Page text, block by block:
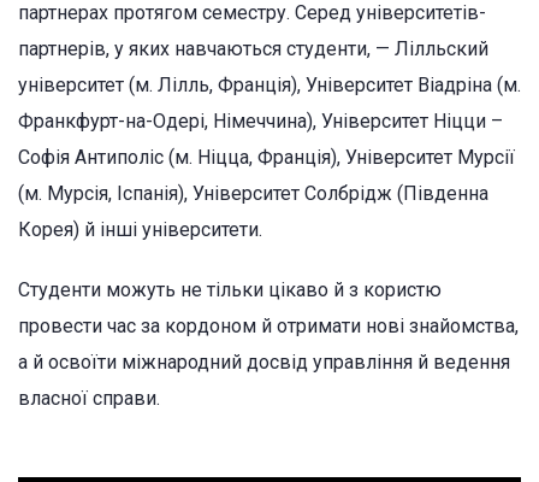
партнерах протягом семестру. Серед університетів-
партнерів, у яких навчаються студенти, — Лілльский
університет (м. Лілль, Франція), Університет Віадріна (м.
Франкфурт-на-Одері, Німеччина), Університет Ніцци –
Софія Антиполіс (м. Ніцца, Франція), Університет Мурсії
(м. Мурсія, Іспанія), Університет Солбрідж (Південна
Корея) й інші університети.
Студенти можуть не тільки цікаво й з користю
провести час за кордоном й отримати нові знайомства,
а й освоїти міжнародний досвід управління й ведення
власної справи.